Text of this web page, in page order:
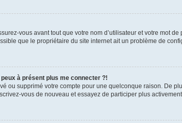
vous avant tout que votre nom d’utilisateur et votre mot
que le propriétaire du site internet ait un problème de
à présent plus me connecter ?!
ou supprimé votre compte pour une quelconque raison.
vous de nouveau et essayez de participer plus